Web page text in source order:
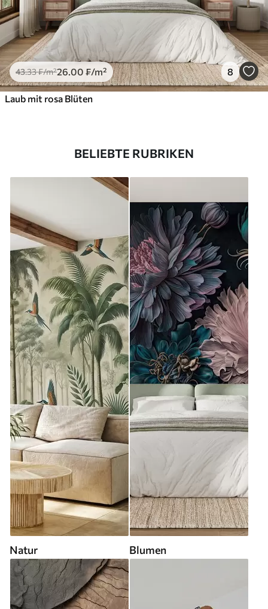
43.33₣/m²26 .00 ₣/m² 8
Laub mit rosa Blüten
BELIEBTE RUBRIKEN
Natur Blumen